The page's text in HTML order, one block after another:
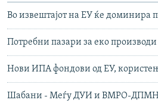
Во извештајот на ЕУ ќе доминира
Потребни пазари за еко
Нови ИПА фондови од ЕУ,
Шабани - Меѓу ДУИ и ВМРО-